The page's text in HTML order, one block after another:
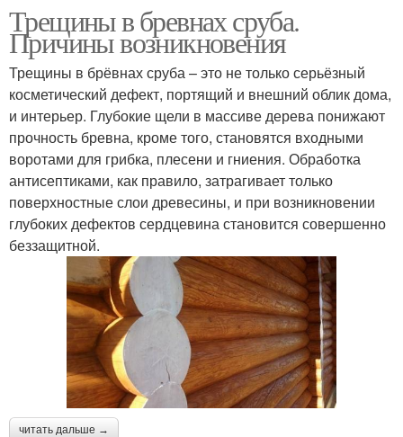
Трещины в бревнах сруба.
Причины возникновения
Трещины в брёвнах сруба – это не только серьёзный
косметический дефект, портящий и внешний облик дома,
и интерьер. Глубокие щели в массиве дерева понижают
прочность бревна, кроме того, становятся входными
воротами для грибка, плесени и гниения. Обработка
антисептиками, как правило, затрагивает только
поверхностные слои древесины, и при возникновении
глубоких дефектов сердцевина становится совершенно
беззащитной.
читать дальше →